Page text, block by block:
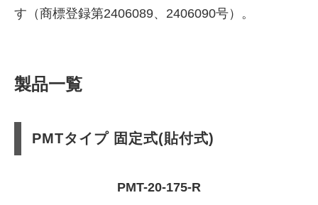
す（商標登録第2406089、2406090号）。
製品一覧
PMTタイプ 固定式(貼付式)
PMT-20-175-R